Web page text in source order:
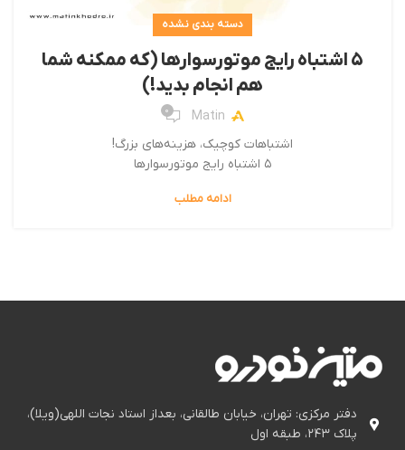
دسته بندی نشده
۵ اشتباه رایج موتورسوارها (که ممکنه شما
هم انجام بدید!)
Matin
0
اشتباهات کوچیک، هزینه‌های بزرگ!
۵ اشتباه رایج موتورسوارها
ادامه مطلب
دفتر مرکزی: تهران، خیابان طالقانی، بعداز استاد نجات اللهی(ویلا)،
پلاک ۲۴۳، طبقه اول